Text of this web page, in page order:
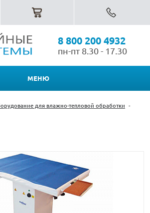
8 800 200 4932
пн-пт 8.30 - 17.30
МЕНЮ
для влажно-тепловой обработки -